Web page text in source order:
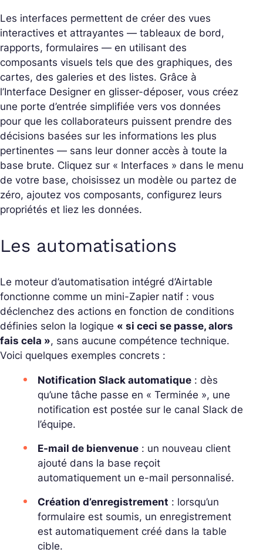
Les interfaces permettent de créer des vues
interactives et attrayantes — tableaux de bord,
rapports, formulaires — en utilisant des
composants visuels tels que des graphiques, des
cartes, des galeries et des listes. Grâce à
l’Interface Designer en glisser-déposer, vous créez
une porte d’entrée simplifiée vers vos données
pour que les collaborateurs puissent prendre des
décisions basées sur les informations les plus
pertinentes — sans leur donner accès à toute la
base brute. Cliquez sur « Interfaces » dans le menu
de votre base, choisissez un modèle ou partez de
zéro, ajoutez vos composants, configurez leurs
propriétés et liez les données.
Les automatisations
Le moteur d’automatisation intégré d’Airtable
fonctionne comme un mini-Zapier natif : vous
déclenchez des actions en fonction de conditions
définies selon la logique « si ceci se passe, alors
fais cela », sans aucune compétence technique.
Voici quelques exemples concrets :
Notification Slack automatique : dès
qu’une tâche passe en « Terminée », une
notification est postée sur le canal Slack de
l’équipe.
E-mail de bienvenue : un nouveau client
ajouté dans la base reçoit
automatiquement un e-mail personnalisé.
Création d’enregistrement : lorsqu’un
formulaire est soumis, un enregistrement
est automatiquement créé dans la table
cible.